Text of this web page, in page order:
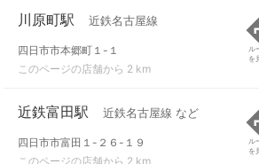
川原町駅 近鉄名古屋線
四日市市本郷町１-１
このページの店舗から 2 km
ル
を
近鉄富田駅 近鉄名古屋線 など
四日市市富田１-２６-１９
このページの店舗から 2 km
ル
を